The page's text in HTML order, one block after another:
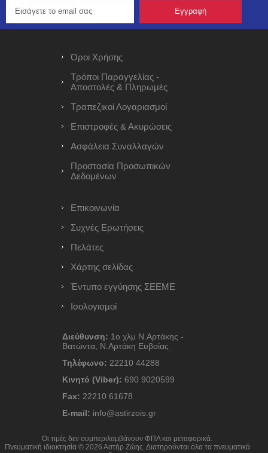
Όροι Χρήσης
Τρόποι Παραγγελίας -
Αποστολές & Πληρωμές
Τραπεζικοί Λογαριασμοί
Επιστροφές & Ακυρώσεις
Ασφάλεια Συναλλαγών
Προστασία Προσωπικών
Δεδομένων
Επικοινωνία
Συχνές Ερωτήσεις
Πελάτες
Χάρτης σελίδας
Έντυπο εγγύησης ΣΕΕΜΕ
Ισολογισμοί
Διεύθυνση: 1ο χλμ Ν.Αρτάκης -
Βατώντα, Ν.Αρτάκη Ευβοίας
Τηλέφωνο: 22210 44288
Κινητό (Viber): 690 9020599
Fax: 22210 61678
E-mail: info@astirzois.gr
Οι τιμές δεν συμπεριλαμβάνουν ΦΠΑ και μεταφορικά.
Πνευματική ιδιοκτησία © 2026 Αστήρ Ζώης. Διατηρούνται όλα τα πνευματικά